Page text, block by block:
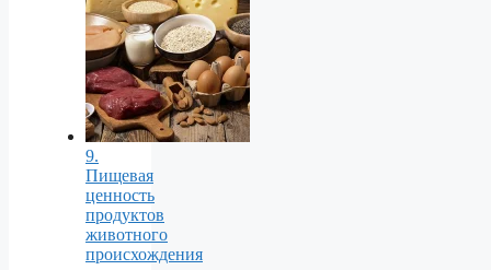
9.
Пищевая
ценность
продуктов
животного
происхождения